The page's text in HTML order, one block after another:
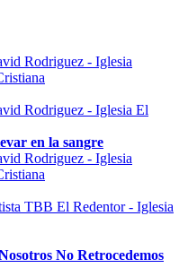
en la sangre
No Retrocedemos